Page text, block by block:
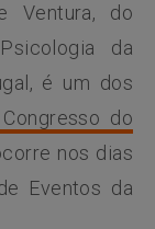
Ventura, do
da
é um dos
do
nos dias
Eventos da